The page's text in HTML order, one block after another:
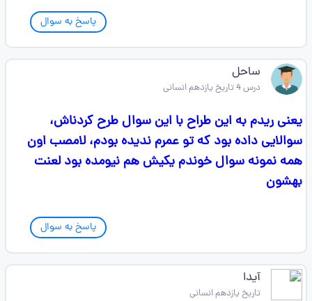
پاسخ به سوال
ساحل
درس 4 تاریخ یازدهم انسانی
یعنی ریدم به این طراح با این سوال طرح کردناش،
سوالایی داده بود که تو عمرم ندیده بودم، لامصب اون
همه نمونه سوال خوندم یکیش هم نیومده بود لعنت
بهشون
پاسخ به سوال
آیدا
تاریخ یازدهم انسانی